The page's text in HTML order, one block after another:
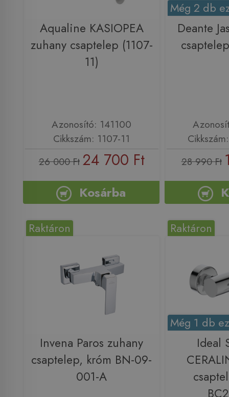
Aqualine KASIOPEA
zuhany csaptelep (1107-
11)
Azonosító: 141100
Cikkszám: 1107-11
26 000 Ft 24 700 Ft
Kosárba
Még 2 db
Deante
28 990 Ft
Raktáron
Invena Paros zuhany
csaptelep, króm BN-09-
001-A
Raktáron
Még 1 db
Ideal